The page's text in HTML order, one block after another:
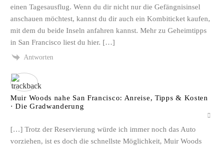
einen Tagesausflug. Wenn du dir nicht nur die Gefängnisinsel
anschauen möchtest, kannst du dir auch ein Kombiticket kaufen,
mit dem du beide Inseln anfahren kannst. Mehr zu Geheimtipps
in San Francisco liest du hier. […]
Antworten
Muir Woods nahe San Francisco: Anreise, Tipps & Kosten
· Die Gradwanderung
[…] Trotz der Reservierung würde ich immer noch das Auto
vorziehen, ist es doch die schnellste Möglichkeit, Muir Woods